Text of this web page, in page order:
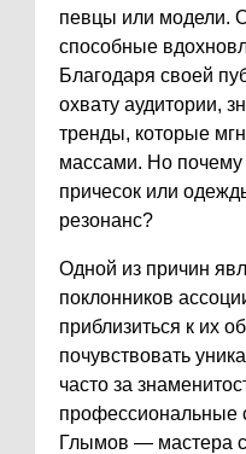
певцы или модели.
способные
Благодаря своей
охвату аудитории,
тренды, которые
массами. Но
причесок или
резонанс?
Одной из причин
поклонников
приблизиться к их
почувствовать
часто за
профессиональные
Глымов — мастера